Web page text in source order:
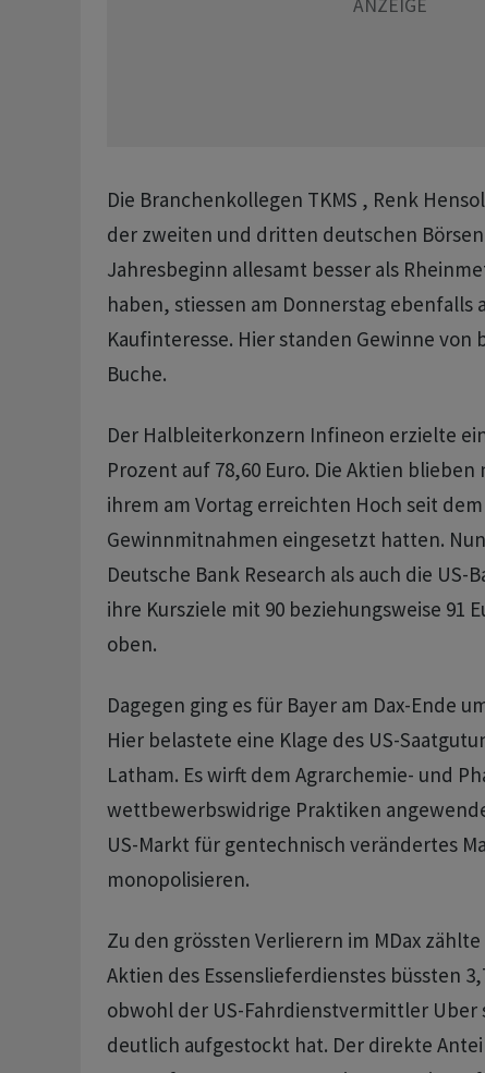
Die Branchenkollegen TKMS , Renk
der zweiten und dritten deutschen
Jahresbeginn allesamt besser als
haben, stiessen am Donnerstag ebenfalls
Kaufinteresse. Hier standen Gewinne von
Buche.
Der Halbleiterkonzern Infineon erzielte
Prozent auf 78,60 Euro. Die Aktien
ihrem am Vortag erreichten Hoch seit
Gewinnmitnahmen eingesetzt hatten.
Deutsche Bank Research als auch die US-
ihre Kursziele mit 90 beziehungsweise 91
oben.
Dagegen ging es für Bayer am Dax-Ende
Hier belastete eine Klage des US-
Latham. Es wirft dem Agrarchemie- und
wettbewerbswidrige Praktiken
US-Markt für gentechnisch verändertes
monopolisieren.
Zu den grössten Verlierern im MDax
Aktien des Essenslieferdienstes büssten
obwohl der US-Fahrdienstvermittler Uber
deutlich aufgestockt hat. Der direkte